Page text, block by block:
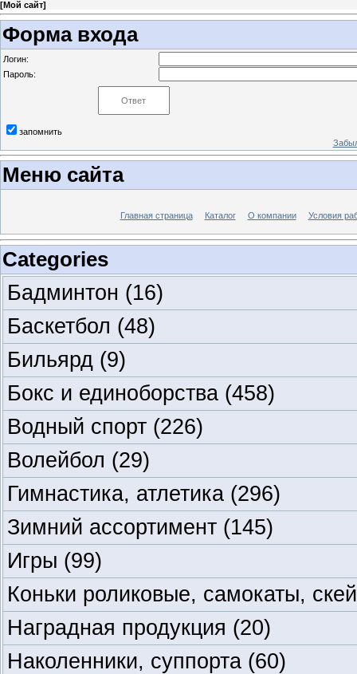
[Мой сайт]
Форма входа
Логин:
Пароль:
запомнить
Меню сайта
Главная страница Каталог О компании Условия
Categories
Бадминтон (16)
Баскетбол (48)
Бильярд (9)
Бокс и единоборства (458)
Водный спорт (226)
Волейбол (29)
Гимнастика, атлетика (296)
Зимний ассортимент (145)
Игры (99)
Коньки роликовые, самокаты,
Наградная продукция (20)
Наколенники, суппорта (60)